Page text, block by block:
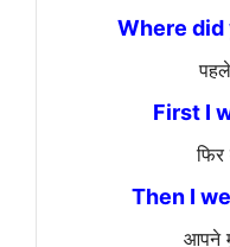
Where did
First I
फिर
Then I
आपने